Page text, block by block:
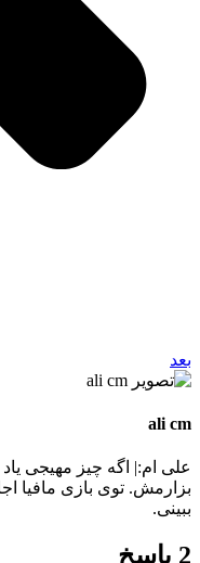
بعد
ali cm
علی ام:| اگه چیز مهیجی
بزارمش. توی بازی مافیا
ببینی.
2 پاسخ